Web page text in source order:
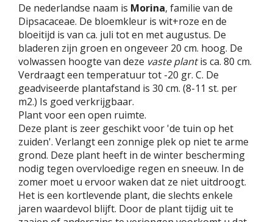
De nederlandse naam is Morina, familie van de
Dipsacaceae. De bloemkleur is wit+roze en de
bloeitijd is van ca. juli tot en met augustus. De
bladeren zijn groen en ongeveer 20 cm. hoog. De
volwassen hoogte van deze vaste plantis ca. 80 cm.
Verdraagt een temperatuur tot -20 gr. C. De
geadviseerde plantafstand is 30 cm. (8-11 st. per
m2.) Is goed verkrijgbaar.
Plant voor een open ruimte.
Deze plant is zeer geschikt voor 'de tuin op het
zuiden'. Verlangt een zonnige plek op niet te arme
grond. Deze plant heeft in de winter bescherming
nodig tegen overvloedige regen en sneeuw. In de
zomer moet u ervoor waken dat ze niet uitdroogt.
Het is een kortlevende plant, die slechts enkele
jaren waardevol blijft. Door de plant tijdig uit te